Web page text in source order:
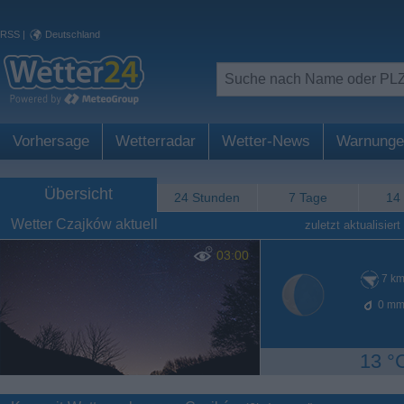
RSS | Deutschland
Vorhersage Wetterradar Wetter-News
Übersicht 24 Stunden 7 Tage 14
Wetter Czajków aktuell zuletzt aktualisiert
03:00
7
0
13